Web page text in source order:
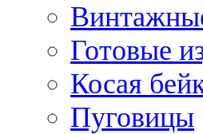
Готовые
Косая
Пуговицы